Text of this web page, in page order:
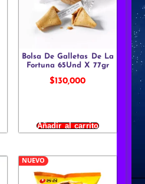
Bolsa De Galletas De La
Fortuna 65Und X 77gr
$130,000
Añadir al carrito
NUEVO